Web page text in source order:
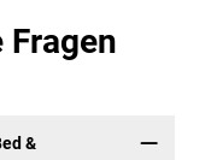
&